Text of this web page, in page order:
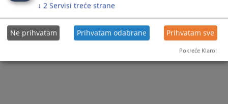
↓ 2 Servisi treće strane
Ne prihvatam Prihvatam odabrane Prihvatam sve
Pokreće Klaro!